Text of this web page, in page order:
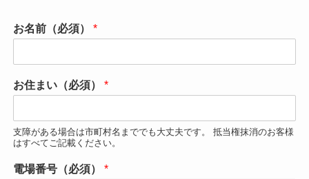
お名前（必須） *
お住まい（必須） *
支障がある場合は市町村名まででも大丈夫です。 抵当権抹消のお客様
はすべてご記載ください。
電場番号（必須） *